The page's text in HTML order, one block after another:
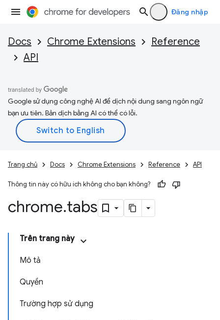
Đăng nhập
Docs Chrome Extensions
Reference
API
Google sử dụng công nghệ AI để dịch nội dung sang ngôn ngữ
bạn ưu tiên. Bản dịch bằng AI có thể có lỗi.
Trang chủ Docs Chrome Extensions Reference API
Thông tin này có hữu ích không cho bạn không?
chrome.tabs
Trên trang này
Mô tả
Quyền
Trường hợp sử dụng